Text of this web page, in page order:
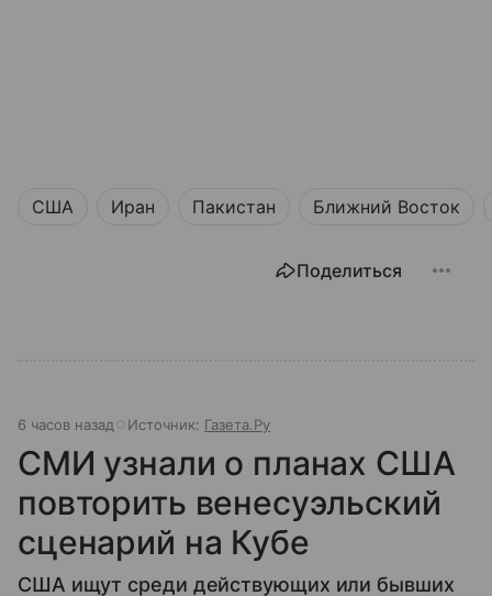
США Иран Пакистан Ближний Восток
Поделиться
6 часов назад Источник: Газета.Ру
СМИ узнали о планах США
повторить венесуэльский
сценарий на Кубе
США ищут среди действующих или бывших